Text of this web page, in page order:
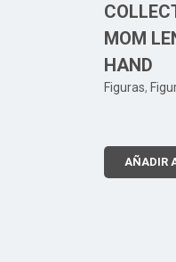
MOM
HAND
Figuras,
AÑADIR